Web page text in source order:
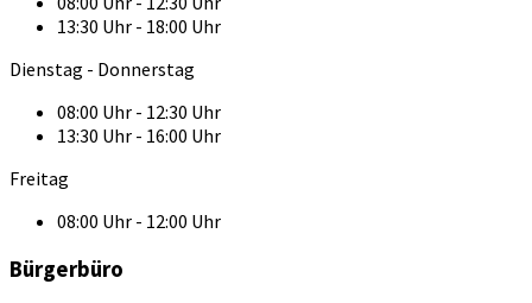
13:30 Uhr - 18:00 Uhr
Dienstag - Donnerstag
08:00 Uhr - 12:30 Uhr
13:30 Uhr - 16:00 Uhr
Freitag
08:00 Uhr - 12:00 Uhr
Bürgerbüro